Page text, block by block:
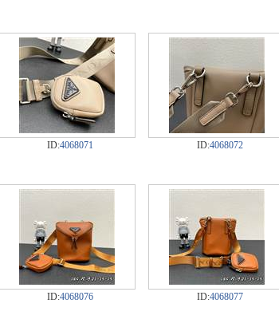
ID:4068071 ID:4068072
ID:4068076 ID:4068077